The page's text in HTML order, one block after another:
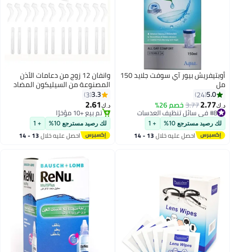
أوبتيفريش بيور آي سوفت جلايد 150
مل
5.0
24
د.ك‏2.77
3.77خصم 26%
#8 في سائل تنظيف العدسات
#8 في سائل تنظيف العدسات
لك رصيد مسترجع 10% + 1
احصل عليه خلال 13 - 14
وانفان 12 زوج من دعامات الأذن
المصنوعة من السيليكون المضاد
للانزلاق للنظارات، حاملة نظارات مع
شفاف)
3.3
3
د.ك‏2.61
تم بيع +10 مؤخرًا
تم بيع +10 مؤخرًا
لك رصيد مسترجع 10% + 1
احصل عليه خلال 13 - 14